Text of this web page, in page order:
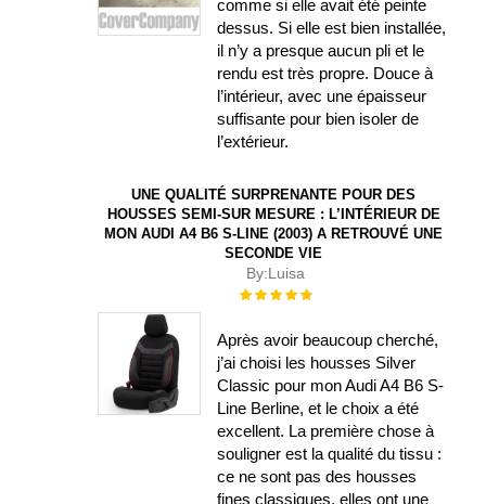
comme si elle avait été peinte
dessus. Si elle est bien installée,
il n’y a presque aucun pli et le
rendu est très propre. Douce à
l’intérieur, avec une épaisseur
suffisante pour bien isoler de
l’extérieur.
UNE QUALITÉ SURPRENANTE POUR DES
HOUSSES SEMI-SUR MESURE : L’INTÉRIEUR DE
MON AUDI A4 B6 S-LINE (2003) A RETROUVÉ UNE
SECONDE VIE
By:Luisa
Évaluation :
Après avoir beaucoup cherché,
j’ai choisi les housses Silver
Classic pour mon Audi A4 B6 S-
Line Berline, et le choix a été
excellent. La première chose à
souligner est la qualité du tissu :
ce ne sont pas des housses
fines classiques, elles ont une